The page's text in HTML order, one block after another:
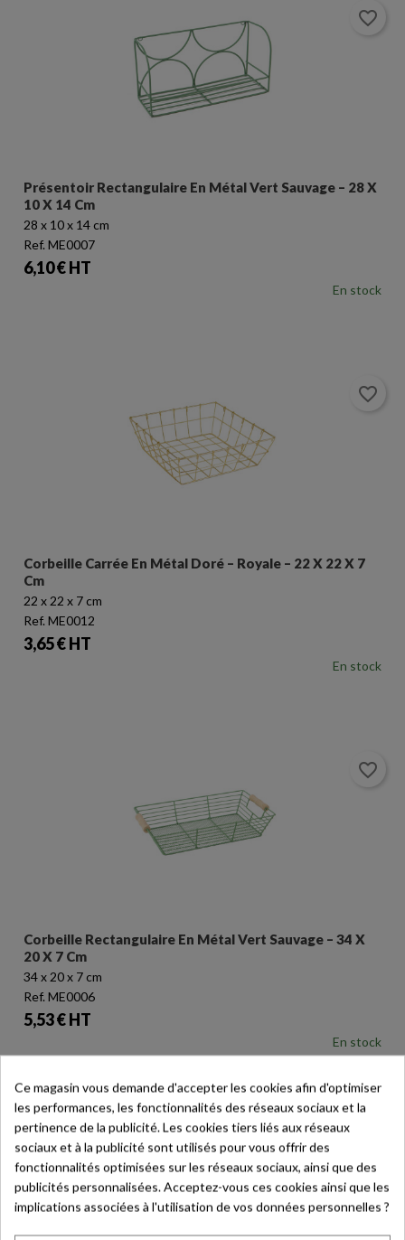
Présentoir Rectangulaire En Métal Vert Sauvage – 28 X
10 X 14 Cm
28 x 10 x 14 cm
Ref. ME0007
Prix
6,10 € HT
En stock
favorite_border
Corbeille Carrée En Métal Doré – Royale – 22 X 22 X 7
Cm
22 x 22 x 7 cm
Ref. ME0012
Prix
3,65 € HT
En stock
favorite_border
Corbeille Rectangulaire En Métal Vert Sauvage – 34 X
20 X 7 Cm
34 x 20 x 7 cm
Ref. ME0006
Prix
5,53 € HT
En stock
favorite_border
Ce magasin vous demande d'accepter les cookies afin d'optimiser
les performances, les fonctionnalités des réseaux sociaux et la
pertinence de la publicité. Les cookies tiers liés aux réseaux
sociaux et à la publicité sont utilisés pour vous offrir des
fonctionnalités optimisées sur les réseaux sociaux, ainsi que des
publicités personnalisées. Acceptez-vous ces cookies ainsi que les
implications associées à l'utilisation de vos données personnelles ?